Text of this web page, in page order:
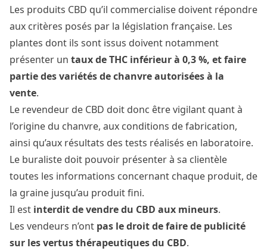
Les produits CBD qu’il commercialise doivent répondre
aux critères posés par la législation française. Les
plantes dont ils sont issus doivent notamment
présenter un taux de THC inférieur à 0,3 %, et faire
partie des variétés de chanvre autorisées à la
vente.
Le revendeur de CBD doit donc être vigilant quant à
l’origine du chanvre, aux conditions de fabrication,
ainsi qu’aux résultats des tests réalisés en laboratoire.
Le buraliste doit pouvoir présenter à sa clientèle
toutes les informations concernant chaque produit, de
la graine jusqu’au produit fini.
Il est interdit de vendre du CBD aux mineurs.
Les vendeurs n’ont pas le droit de faire de publicité
sur les vertus thérapeutiques du CBD.